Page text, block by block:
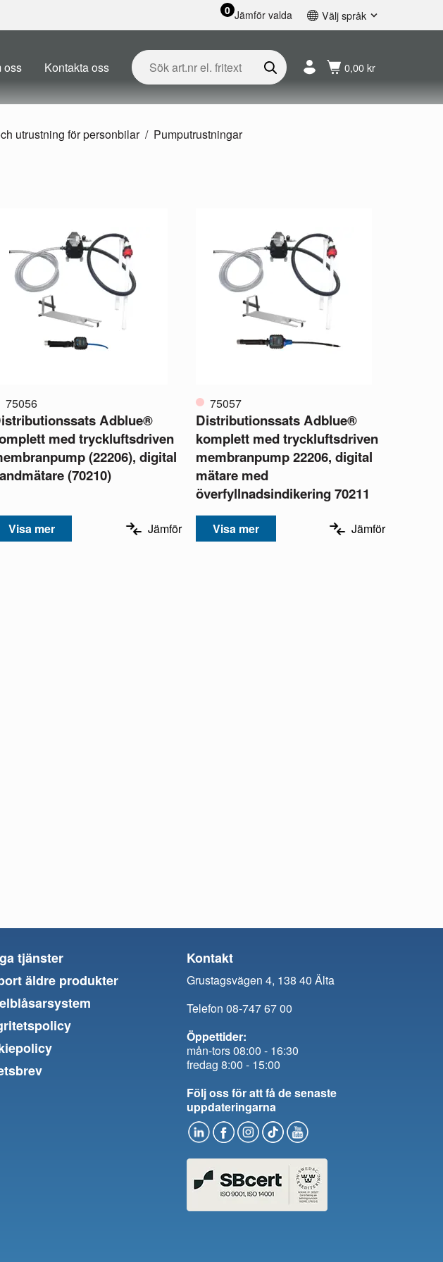
0 Jämför valda Välj språk
Français
Nederlands
oss Kontakta oss 0,00 kr
utrustning för personbilar Pumputrustningar
75056
Adblue®
med tryckluftsdriven
(22206), digital
(70210)
Visa mer Jämför
75057
Distributionssats Adblue®
komplett med tryckluftsdriven
membranpump 22206, digital
mätare med
överfyllnadsindikering 70211
Visa mer Jämför
tjänster
äldre produkter
Kontakt
Grustagsvägen 4, 138 40 Älta
Telefon 08-747 67 00
Öppettider:
mån-tors 08:00 - 16:30
fredag 8:00 - 15:00
Följ oss för att få de senaste
uppdateringarna